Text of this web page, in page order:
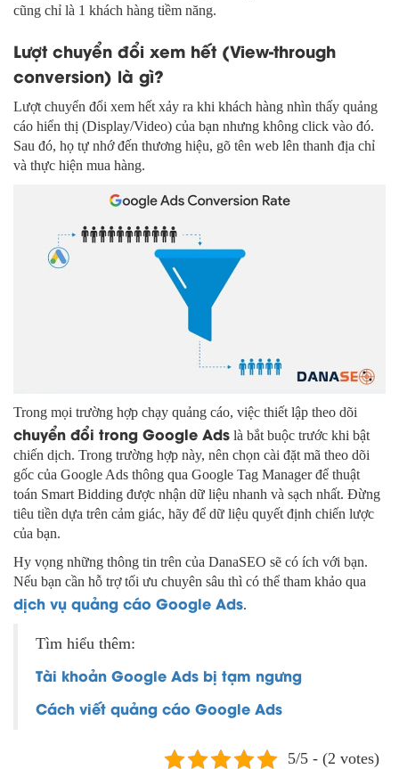
cũng chỉ là 1 khách hàng tiềm năng.
Lượt chuyển đổi xem hết (View-through
conversion) là gì?
Lượt chuyển đổi xem hết xảy ra khi khách hàng nhìn thấy quảng
cáo hiển thị (Display/Video) của bạn nhưng không click vào đó.
Sau đó, họ tự nhớ đến thương hiệu, gõ tên web lên thanh địa chỉ
và thực hiện mua hàng.
Trong mọi trường hợp chạy quảng cáo, việc thiết lập theo dõi
chuyển đổi trong Google Ads là bắt buộc trước khi bật
chiến dịch. Trong trường hợp này, nên chọn cài đặt mã theo dõi
gốc của Google Ads thông qua Google Tag Manager để thuật
toán Smart Bidding được nhận dữ liệu nhanh và sạch nhất. Đừng
tiêu tiền dựa trên cảm giác, hãy để dữ liệu quyết định chiến lược
của bạn.
Hy vọng những thông tin trên của DanaSEO sẽ có ích với bạn.
Nếu bạn cần hỗ trợ tối ưu chuyên sâu thì có thể tham khảo qua
dịch vụ quảng cáo Google Ads.
Tìm hiểu thêm:
Tài khoản Google Ads bị tạm ngưng
Cách viết quảng cáo Google Ads
5/5 - (2 votes)